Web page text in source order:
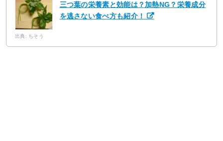
三つ葉の栄養素と効能は？加熱NG？栄養成分
を逃さない食べ方も紹介！
出典: ちそう